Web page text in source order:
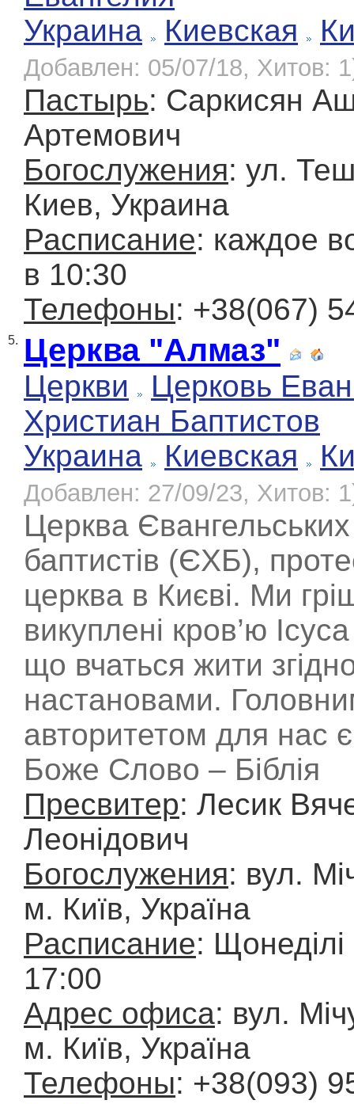
Украина
Киевская
Добавлен: 05/07/18, Хитов:
Пастырь: Саркисян
Артемович
Богослужения: ул.
Киев, Украина
Расписание: каждое
в 10:30
Телефоны: +38(067)
5. Церква "Алмаз"
Церкви
Церковь
Христиан Баптистов
Украина
Киевская
Добавлен: 27/09/23, Хитов:
Церква
баптистів (ЄХБ),
церква в Києві. Ми
викуплені кров’ю
що вчаться жити
настановами.
авторитетом для нас
Боже Слово – Біблія
Пресвитер: Лесик
Леонідович
Богослужения: вул.
м. Київ, Україна
Расписание:
17:00
Адрес офиса: вул.
м. Київ, Україна
Телефоны: +38(093)